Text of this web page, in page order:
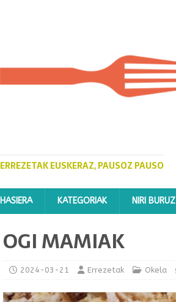
ERREZETAK EUSKERAZ, PAUSOZ PAUSO
HASIERA KATEGORIAK NIRI BURUZ
OGI MAMIAK
2024-03-21 Errezetak Okela